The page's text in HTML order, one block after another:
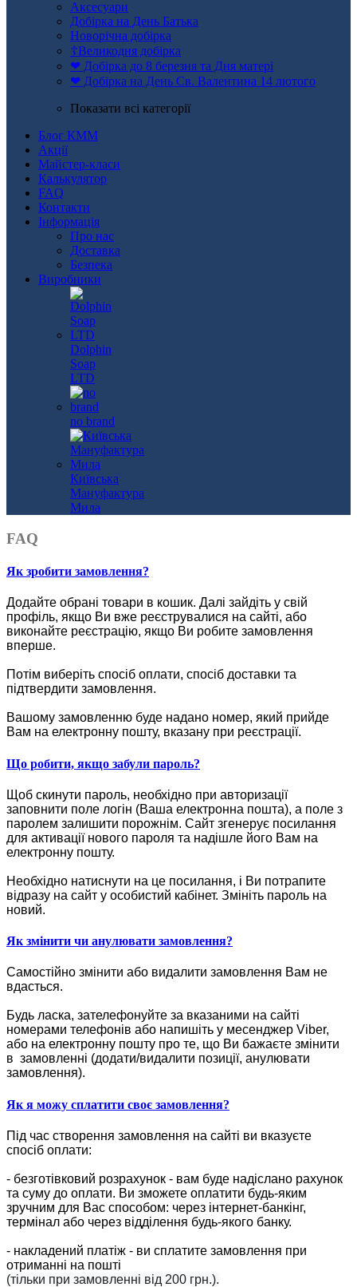
Аксесуари
Добірка на День Батька
Новорічна добірка
☦Великодня добірка
❤ Добірка до 8 березня та Дня матері
❤ Добірка на День Св. Валентина 14 лютого
Показати всі категорії
Блог КММ
Акції
Майстер-класи
Калькулятор
FAQ
Контакти
Інформація
Про нас
Доставка
Безпека
Виробники
Dolphin
Soap
LTD
no brand
Київська
Мануфактура
Мила
FAQ
Як зробити замовлення?
Додайте обрані товари в кошик. Далі зайдіть у свій
профіль, якщо Ви вже реєструвалися на сайті, або
виконайте реєстрацію, якщо Ви робите замовлення
вперше.
Потім виберіть спосіб оплати, спосіб доставки та
підтвердити замовлення.
Вашому замовленню буде надано номер, який прийде
Вам на електронну пошту, вказану при реєстрації.
Що робити, якщо забули пароль?
Щоб скинути пароль, необхідно при авторизації
заповнити поле логін (Ваша електронна пошта), а поле з
паролем залишити порожнім. Сайт згенерує посилання
для активації нового пароля та надішле його Вам на
електронну пошту.
Необхідно натиснути на це посилання, і Ви потрапите
відразу на сайт у особистий кабінет. Змініть пароль на
новий.
Як змінити чи анулювати замовлення?
Самостійно змінити або видалити замовлення Вам не
вдасться.
Будь ласка, зателефонуйте за вказаними на сайті
номерами телефонів або напишіть у месенджер Viber,
або на електронну пошту про те, що Ви бажаєте змінити
в замовленні (додати/видалити позиції, анулювати
замовлення).
Як я можу сплатити своє замовлення?
Під час створення замовлення на сайті ви вказуєте
спосіб оплати:
- безготівковий розрахунок - вам буде надіслано рахунок
та суму до оплати. Ви зможете оплатити будь-яким
зручним для Вас способом: через інтернет-банкінг,
термінал або через відділення будь-якого банку.
- накладений платіж - ви сплатите замовлення при
отриманні на пошті
(тільки при замовленні від 200 грн.).